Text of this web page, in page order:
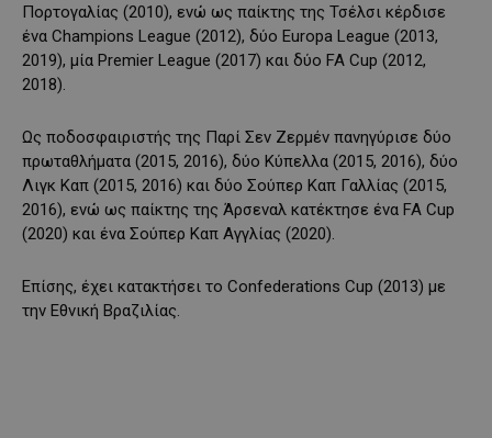
Πορτογαλίας (2010), ενώ ως παίκτης της Τσέλσι κέρδισε
ένα Champions League (2012), δύο Europa League (2013,
2019), μία Premier League (2017) και δύο FA Cup (2012,
2018).
Ως ποδοσφαιριστής της Παρί Σεν Ζερμέν πανηγύρισε δύο
πρωταθλήματα (2015, 2016), δύο Κύπελλα (2015, 2016), δύο
Λιγκ Καπ (2015, 2016) και δύο Σούπερ Καπ Γαλλίας (2015,
2016), ενώ ως παίκτης της Άρσεναλ κατέκτησε ένα FA Cup
(2020) και ένα Σούπερ Καπ Αγγλίας (2020).
Επίσης, έχει κατακτήσει το Confederations Cup (2013) με
την Εθνική Βραζιλίας.